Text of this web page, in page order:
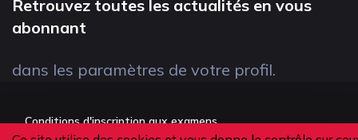
Retrouvez toutes les actualités en vous
abonnant
dans les paramètres de votre profil.
Conditions d'inscription aux examens